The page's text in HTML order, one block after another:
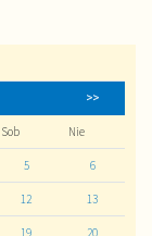
>>
Sob Nie
5 6
12 13